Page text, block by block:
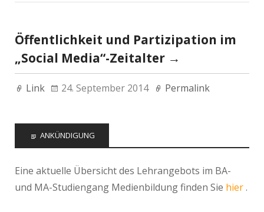
Öffentlichkeit und Partizipation im
„Social Media“-Zeitalter →
Link 24. September 2014 Permalink
ANKÜNDIGUNG
Eine aktuelle Übersicht des Lehrangebots im BA-
und MA-Studiengang Medienbildung finden Sie hier.